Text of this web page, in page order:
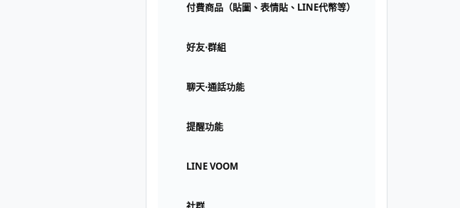
付費商品（貼圖、表情貼、LINE代幣等）
好友⋅群組
聊天⋅通話功能
提醒功能
LINE VOOM